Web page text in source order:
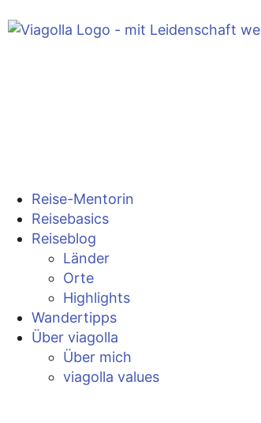
Reise-Mentorin
Reisebasics
Reiseblog
Länder
Orte
Highlights
Wandertipps
Über viagolla
Über mich
viagolla values